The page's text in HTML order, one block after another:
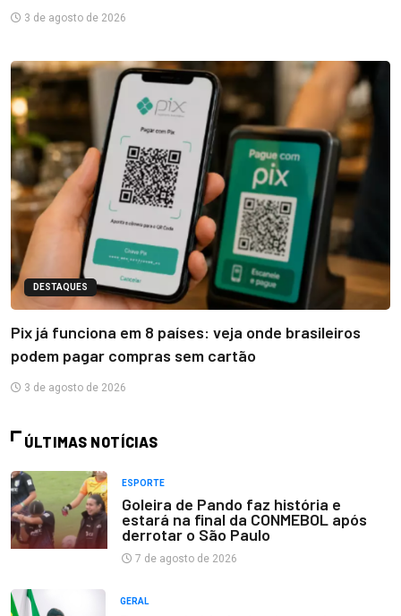
3 de agosto de 2026
DESTAQUES
Pix já funciona em 8 países: veja onde brasileiros
podem pagar compras sem cartão
3 de agosto de 2026
ÚLTIMAS NOTÍCIAS
ESPORTE
Goleira de Pando faz história e
estará na final da CONMEBOL após
derrotar o São Paulo
7 de agosto de 2026
GERAL